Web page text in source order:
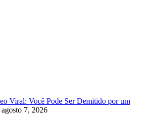
Viral: Você Pode Ser Demitido por um
agosto 7, 2026